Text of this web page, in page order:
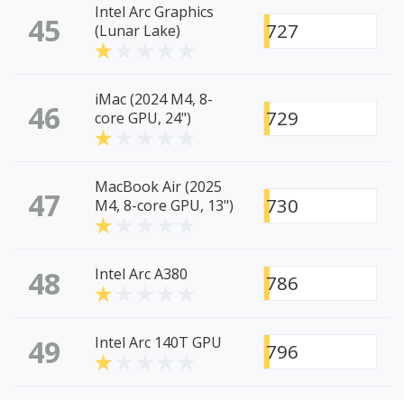
45
Intel Arc Graphics
(Lunar Lake)
727
46
iMac (2024 M4, 8-
core GPU, 24")
729
47
MacBook Air (2025
M4, 8-core GPU, 13")
730
48 Intel Arc A380 786
49 Intel Arc 140T GPU 796